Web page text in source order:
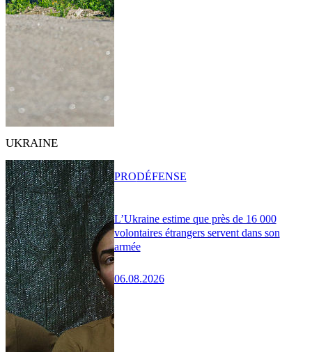
UKRAINE
L’Ukraine estime que près de 16 000
volontaires étrangers servent dans son
armée
06.08.2026
PRODÉFENSE